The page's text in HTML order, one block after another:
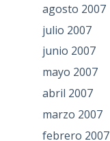
agosto 2007
julio 2007
junio 2007
mayo 2007
abril 2007
marzo 2007
febrero 2007